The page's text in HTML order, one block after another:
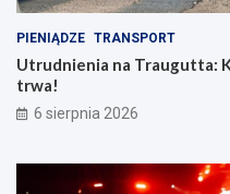
PIENIĄDZE TRANSPORT
Utrudnienia na Traugutta:
trwa!
6 sierpnia 2026